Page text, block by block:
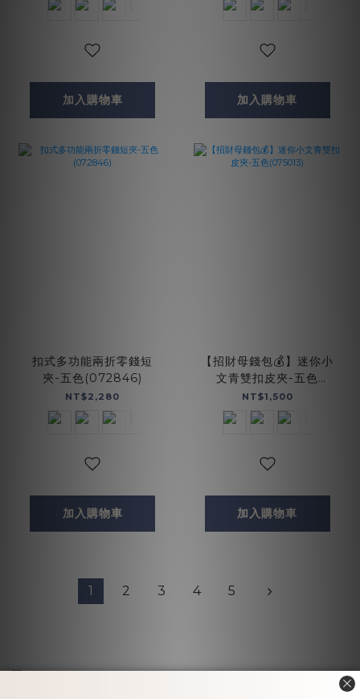
加入購物車 加入購物車
扣式多功能兩折零錢短
夾-五色(072846)
NT$2,280
加入購物車
【招財母錢包💰】迷你小
文青雙扣皮夾-五色
(075013)
NT$1,500
加入購物車
1 2 3 4 5